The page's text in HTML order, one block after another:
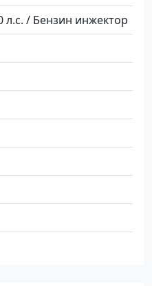
л.с. / Бензин инжектор